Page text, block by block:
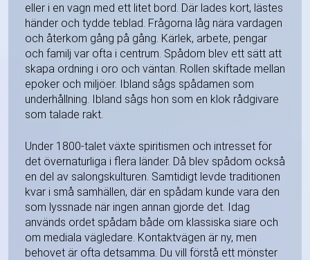
eller i en vagn med ett litet bord. Där lades kort, lästes
händer och tydde teblad. Frågorna låg nära vardagen
och återkom gång på gång. Kärlek, arbete, pengar
och familj var ofta i centrum. Spådom blev ett sätt att
skapa ordning i oro och väntan. Rollen skiftade mellan
epoker och miljöer. Ibland sågs spådamen som
underhållning. Ibland sågs hon som en klok rådgivare
som talade rakt.
Under 1800-talet växte spiritismen och intresset för
det övernaturliga i flera länder. Då blev spådom också
en del av salongskulturen. Samtidigt levde traditionen
kvar i små samhällen, där en spådam kunde vara den
som lyssnade när ingen annan gjorde det. Idag
används ordet spådam både om klassiska siare och
om mediala vägledare. Kontaktvägen är ny, men
behovet är ofta detsamma. Du vill förstå ett mönster